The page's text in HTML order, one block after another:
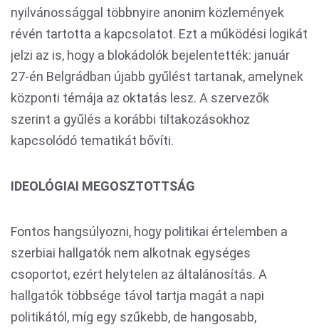
nyilvánossággal többnyire anonim közlemények
révén tartotta a kapcsolatot. Ezt a működési logikát
jelzi az is, hogy a blokádolók bejelentették: január
27-én Belgrádban újabb gyűlést tartanak, amelynek
központi témája az oktatás lesz. A szervezők
szerint a gyűlés a korábbi tiltakozásokhoz
kapcsolódó tematikát bővíti.
IDEOLÓGIAI MEGOSZTOTTSÁG
Fontos hangsúlyozni, hogy politikai értelemben a
szerbiai hallgatók nem alkotnak egységes
csoportot, ezért helytelen az általánosítás. A
hallgatók többsége távol tartja magát a napi
politikától, míg egy szűkebb, de hangosabb,